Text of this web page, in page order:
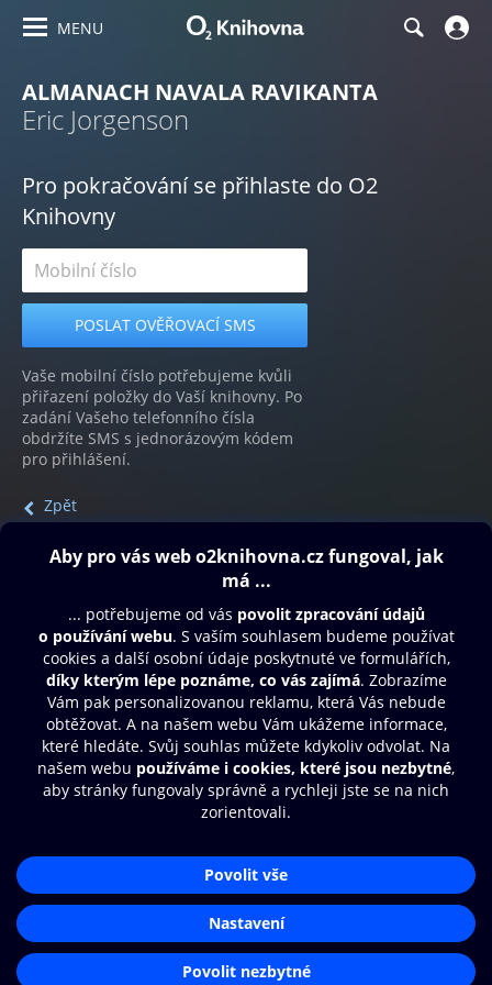
MENU
ALMANACH NAVALA RAVIKANTA
Eric Jorgenson
Pro pokračování se přihlaste do O2
Knihovny
Vaše mobilní číslo potřebujeme kvůli
přiřazení položky do Vaší knihovny. Po
zadání Vašeho telefonního čísla
obdržíte SMS s jednorázovým kódem
pro přihlášení.
Zpět
Obsah ke stažení
Moje O2 Knihovna
Další zábava
© O2 Czech Republic a.s.
Přístupnost
Zásady zpracování osobních údajů
Nastavení cookies
Aplikace O2 Knihovna
Čti a poslouchej své e-knihy a
audioknihy rychleji a pohodlněji.